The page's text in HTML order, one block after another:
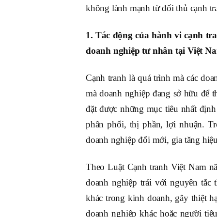
không lành mạnh từ đối thủ cạnh
1. Tác động của hành vi cạnh
doanh nghiệp tư nhân tại Việt
Cạnh tranh là quá trình mà các
mà doanh nghiệp đang sở hữu để
đặt được những mục tiêu nhất
phân phối, thị phần, lợi nhuận.
doanh nghiệp đổi mới, gia tăng
Theo Luật Cạnh tranh Việt Nam
doanh nghiệp trái với nguyên tắc
khác trong kinh doanh, gây thiệt
doanh nghiệp khác hoặc người